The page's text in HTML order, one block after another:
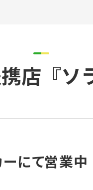
店『ソ
にて営業中